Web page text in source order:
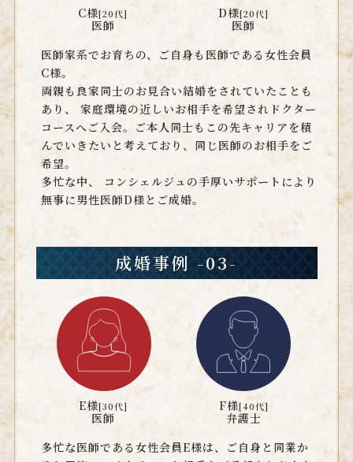
C様[20代]
医師
D様[20代]
医師
医師家系でお育ちの、ご自身も医師である女性会員
C様。
両親も良家同士のお見合い結婚をされていたことも
あり、 家庭環境の近しいお相手を希望されドクター
コースへご入会。ご本人同士もこの先キャリアを積
んでいきたいと考えており、同じ医師のお相手をご
希望。
多忙な中、 コンシェルジュの手厚いサポートにより
無事に男性医師D様とご成婚。
成婚事例 -03-
E様[30代]
医師
F様[40代]
弁護士
多忙な医師である女性会員E様は、ご自身と同業か